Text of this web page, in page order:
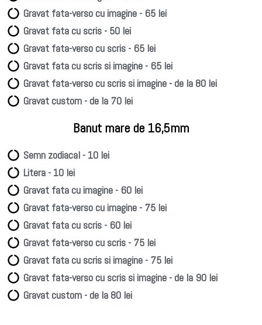
Gravat fata-verso cu imagine - 65 lei
Gravat fata cu scris - 50 lei
Gravat fata-verso cu scris - 65 lei
Gravat fata cu scris si imagine - 65 lei
Gravat fata-verso cu scris si imagine - de la 80 lei
Gravat custom - de la 70 lei
Banut mare de 16,5mm
Semn zodiacal - 10 lei
Litera - 10 lei
Gravat fata cu imagine - 60 lei
Gravat fata-verso cu imagine - 75 lei
Gravat fata cu scris - 60 lei
Gravat fata-verso cu scris - 75 lei
Gravat fata cu scris si imagine - 75 lei
Gravat fata-verso cu scris si imagine - de la 90 lei
Gravat custom - de la 80 lei